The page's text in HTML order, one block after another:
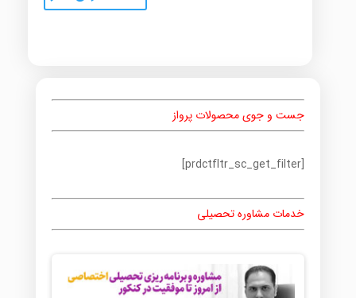
جست و جوی محصولات پرواز
[prdctfltr_sc_get_filter]
خدمات مشاوره تحصیلی